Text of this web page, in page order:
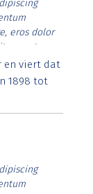
eros dolor
erat.
lorem
en viert dat
1898 tot